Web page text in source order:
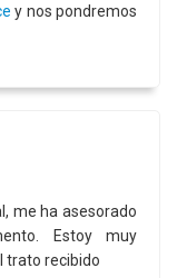
y nos pondremos
me ha asesorado
Estoy muy
trato recibido